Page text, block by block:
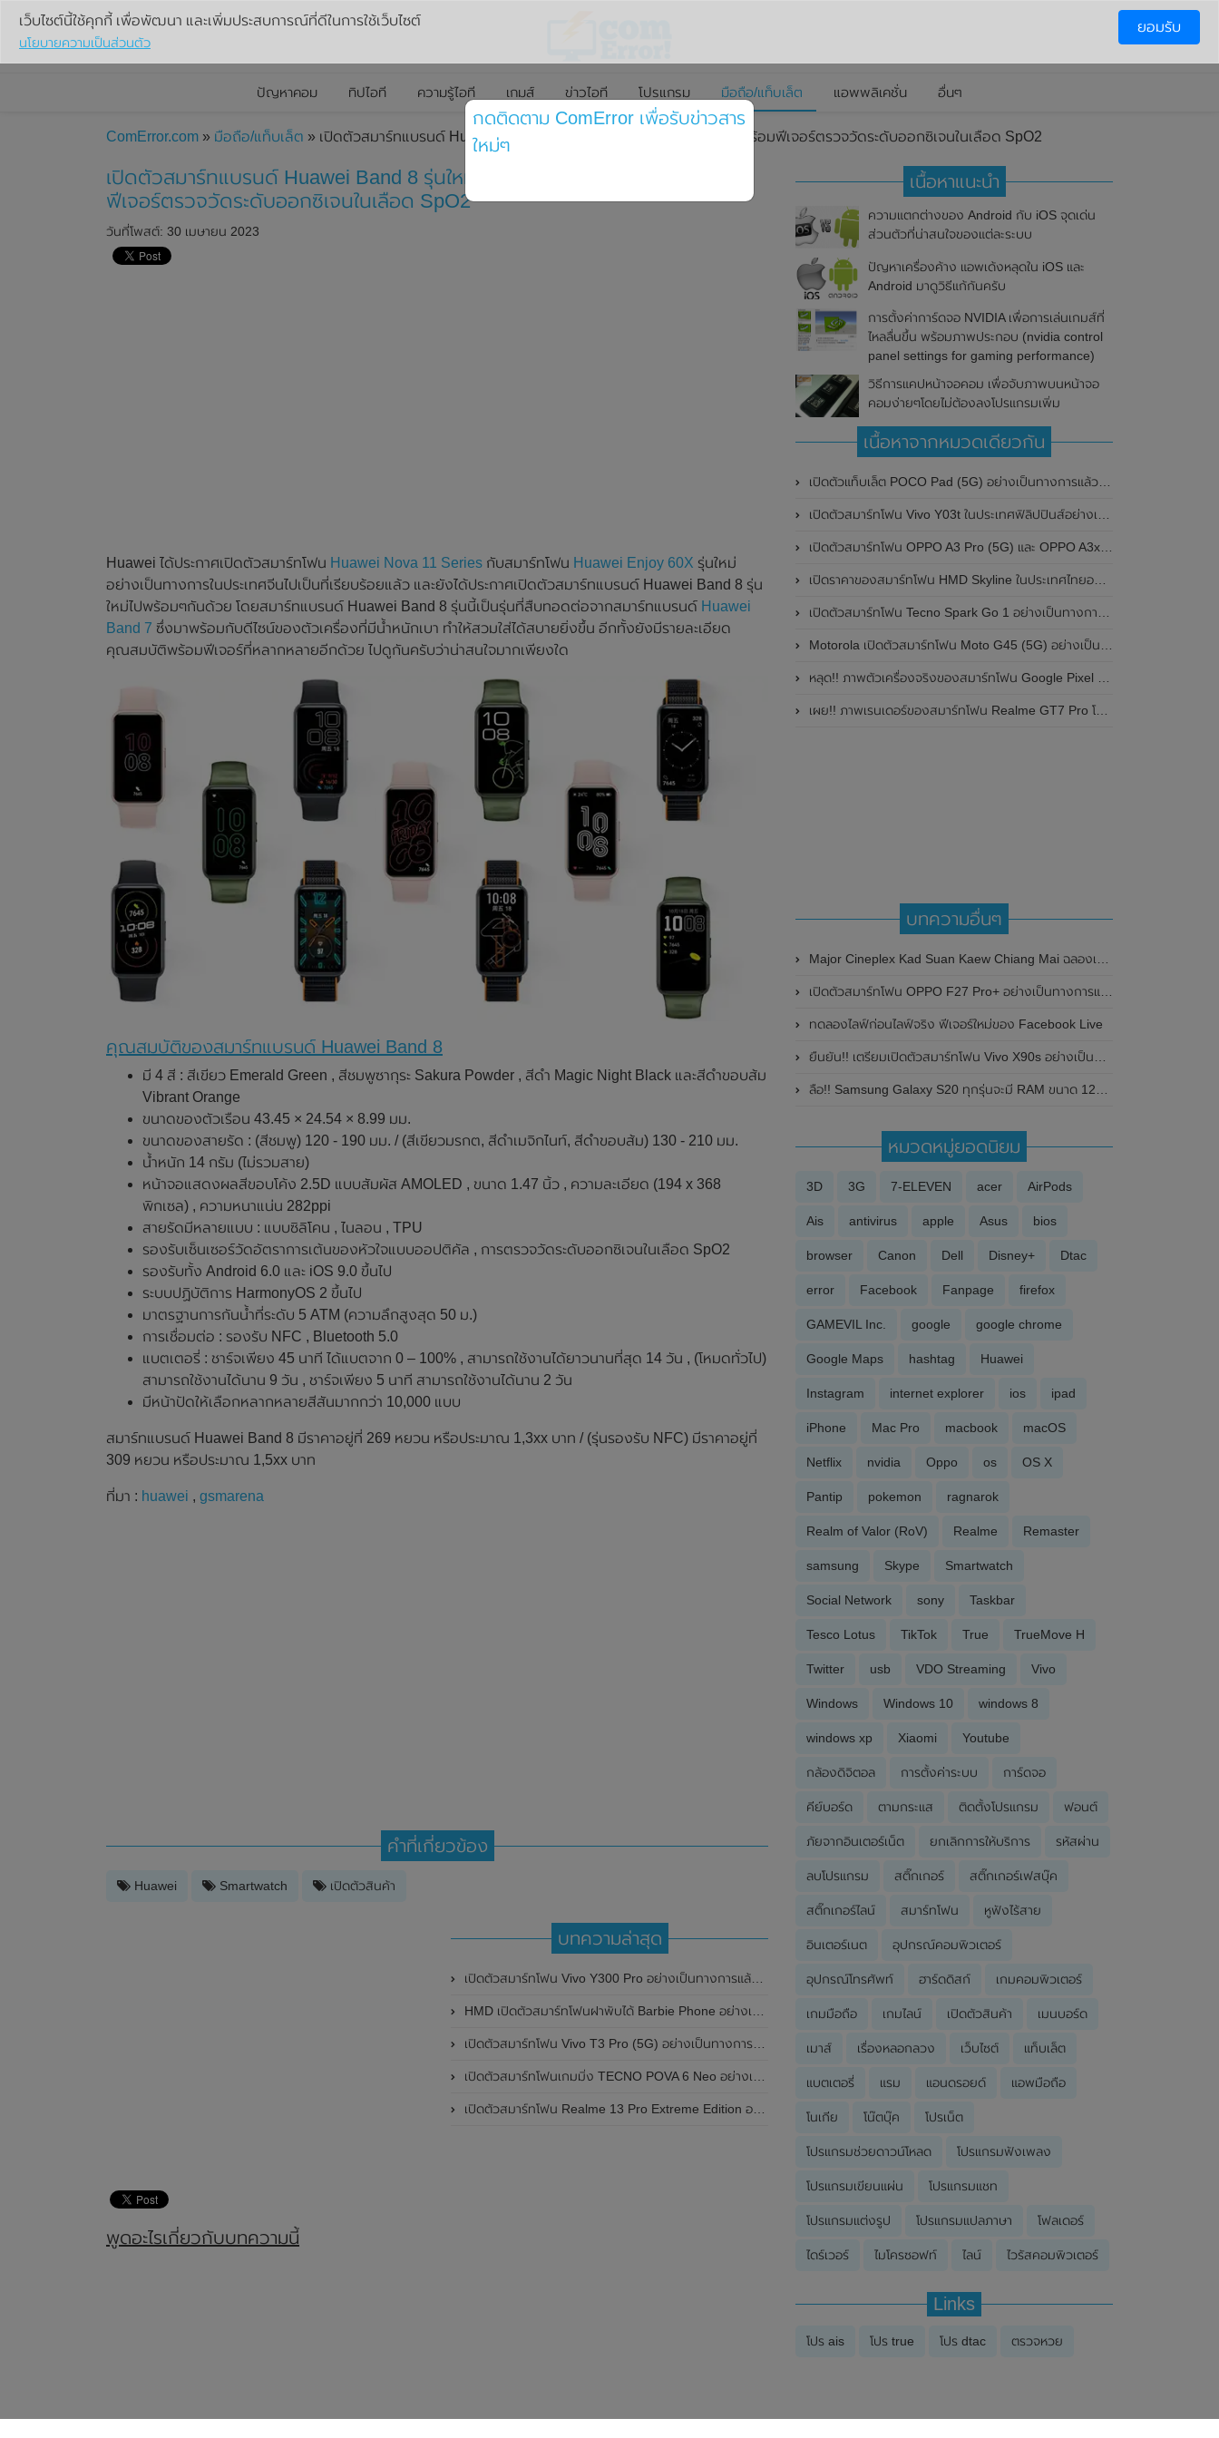
ปัญหาคอม ทิปไอที ความรู้ไอที เกมส์ ข่าวไอที โปรแกรม มือถือ/แท็บเล็ต แอพพลิเคชั่น อื่นๆ
ComError.com » มือถือ/แท็บเล็ต » เปิดตัวสมาร์ทแบรนด์ Huawei Band 8 รุ่นใหม่อย่างเป็นทางการแล้ว มาพร้อมฟีเจอร์ตรวจวัดระดับออกซิเจนในเลือด SpO2
เปิดตัวสมาร์ทแบรนด์ Huawei Band 8 รุ่นใหม่อย่างเป็นทางการแล้ว มาพร้อม
ฟีเจอร์ตรวจวัดระดับออกซิเจนในเลือด SpO2
วันที่โพสต์: 30 เมษายน 2023
Huawei ได้ประกาศเปิดตัวสมาร์ทโฟน Huawei Nova 11 Series กับสมาร์ทโฟน Huawei Enjoy 60X รุ่นใหม่
อย่างเป็นทางการในประเทศจีนไปเป็นที่เรียบร้อยแล้ว และยังได้ประกาศเปิดตัวสมาร์ทแบรนด์ Huawei Band 8 รุ่น
ใหม่ไปพร้อมๆกันด้วย โดยสมาร์ทแบรนด์ Huawei Band 8 รุ่นนี้เป็นรุ่นที่สืบทอดต่อจากสมาร์ทแบรนด์ Huawei
Band 7 ซึ่งมาพร้อมกับดีไซน์ของตัวเครื่องที่มีน้ำหนักเบา ทำให้สวมใส่ได้สบายยิ่งขึ้น อีกทั้งยังมีรายละเอียด
คุณสมบัติพร้อมฟีเจอร์ที่หลากหลายอีกด้วย ไปดูกันครับว่าน่าสนใจมากเพียงใด
คุณสมบัติของสมาร์ทแบรนด์ Huawei Band 8
มี 4 สี : สีเขียว Emerald Green , สีชมพูซากุระ Sakura Powder , สีดำ Magic Night Black และสีดำขอบส้ม
Vibrant Orange
ขนาดของตัวเรือน 43.45 × 24.54 × 8.99 มม.
ขนาดของสายรัด : (สีชมพู) 120 - 190 มม. / (สีเขียวมรกต, สีดำเมจิกไนท์, สีดำขอบส้ม) 130 - 210 มม.
น้ำหนัก 14 กรัม (ไม่รวมสาย)
หน้าจอแสดงผลสีขอบโค้ง 2.5D แบบสัมผัส AMOLED , ขนาด 1.47 นิ้ว , ความละเอียด (194 x 368
พิกเซล) , ความหนาแน่น 282ppi
สายรัดมีหลายแบบ : แบบซิลิโคน , ไนลอน , TPU
รองรับเซ็นเซอร์วัดอัตราการเต้นของหัวใจแบบออปติคัล , การตรวจวัดระดับออกซิเจนในเลือด SpO2
รองรับทั้ง Android 6.0 และ iOS 9.0 ขึ้นไป
ระบบปฏิบัติการ HarmonyOS 2 ขึ้นไป
มาตรฐานการกันน้ำที่ระดับ 5 ATM (ความลึกสูงสุด 50 ม.)
การเชื่อมต่อ : รองรับ NFC , Bluetooth 5.0
แบตเตอรี่ : ชาร์จเพียง 45 นาที ได้แบตจาก 0 – 100% , สามารถใช้งานได้ยาวนานที่สุด 14 วัน , (โหมดทั่วไป)
สามารถใช้งานได้นาน 9 วัน , ชาร์จเพียง 5 นาที สามารถใช้งานได้นาน 2 วัน
มีหน้าปัดให้เลือกหลากหลายสีสันมากกว่า 10,000 แบบ
สมาร์ทแบรนด์ Huawei Band 8 มีราคาอยู่ที่ 269 หยวน หรือประมาณ 1,3xx บาท / (รุ่นรองรับ NFC) มีราคาอยู่ที่
309 หยวน หรือประมาณ 1,5xx บาท
ที่มา : huawei , gsmarena
คำที่เกี่ยวข้อง
Huawei Smartwatch เปิดตัวสินค้า
บทความล่าสุด
เปิดตัวสมาร์ทโฟน Vivo Y300 Pro อย่างเป็นทางการแล้วในประเทศจีน มาพร้อมดีไซน์พรีเมี่ยม ทนทาน และแบตเตอรี่สุดอึดขนาดใหญ่ 6,500mAh พร้อมรองรับการชาร์จไว 80W
HMD เปิดตัวสมาร์ทโฟนฝาพับได้ Barbie Phone อย่างเป็นทางการแล้ว มาพร้อมธีมสีชมพูสดใส
เปิดตัวสมาร์ทโฟน Vivo T3 Pro (5G) อย่างเป็นทางการแล้วในประเทศอินเดีย
เปิดตัวสมาร์ทโฟนเกมมิ่ง TECNO POVA 6 Neo อย่างเป็นทางการแล้วในประเทศไทย ในราคา 8,499 บาท
เปิดตัวสมาร์ทโฟน Realme 13 Pro Extreme Edition อย่างเป็นทางการแล้วในประเทศจีน
พูดอะไรเกี่ยวกับบทความนี้
เนื้อหาแนะนำ
ความแตกต่างของ Android กับ iOS จุดเด่น
ส่วนตัวที่น่าสนใจของแต่ละระบบ
ปัญหาเครื่องค้าง แอพเด้งหลุดใน iOS และ
Android มาดูวิธีแก้กันครับ
การตั้งค่าการ์ดจอ NVIDIA เพื่อการเล่นเกมส์ที่
ไหลลื่นขึ้น พร้อมภาพประกอบ (nvidia control
panel settings for gaming performance)
วิธีการแคปหน้าจอคอม เพื่อจับภาพบนหน้าจอ
คอมง่ายๆโดยไม่ต้องลงโปรแกรมเพิ่ม
เนื้อหาจากหมวดเดียวกัน
เปิดตัวแท็บเล็ต POCO Pad (5G) อย่างเป็นทางการแล้วในประเทศอินเดีย มาพร้อมชิปเซ็ต Snapdragon 7s Gen 2 ของ Qualcomm และรองรับเครือข่าย 5G
เปิดตัวสมาร์ทโฟน Vivo Y03t ในประเทศฟิลิปปินส์อย่างเป็นทางการแล้ว มาพร้อมชิปเซ็ต Unisoc T612 , กล้องหลัง ความละเอียด 13MP , แบตเตอรี่ 5,000mAh และหน้าจอแสดงผล LCD / 90Hz
เปิดตัวสมาร์ทโฟน OPPO A3 Pro (5G) และ OPPO A3x ในประเทศไทยอย่างเป็นทางการแล้ว ในราคาเริ่มต้นเพียง 3,999 บาท
เปิดราคาของสมาร์ทโฟน HMD Skyline ในประเทศไทยอย่างเป็นทางการแล้ว ราคา 14,990 บาท
เปิดตัวสมาร์ทโฟน Tecno Spark Go 1 อย่างเป็นทางการแล้ว มาพร้อมหน้าจอแสดงผล LCD / 120Hz , แบตเตอรี่ 5,000mAh และใช้ชิปเซ็ต Unisoc
Motorola เปิดตัวสมาร์ทโฟน Moto G45 (5G) อย่างเป็นทางการแล้วในอินเดีย
หลุด!! ภาพตัวเครื่องจริงของสมาร์ทโฟน Google Pixel 9a โชว์ดีไซน์ใหม่ กล้องหลังแบนราบ ไม่มีกรอบของกล้องแล้ว
เผย!! ภาพเรนเดอร์ของสมาร์ทโฟน Realme GT7 Pro โชว์ให้เห็นดีไซน์ใหม่ พร้อมเผยรายละเอียดสเปกที่สำคัญบางส่วน
บทความอื่นๆ
Major Cineplex Kad Suan Kaew Chiang Mai ฉลองเปิดสาขาใหม่ ให้ชาวเชียงใหม่ดูหนังฟรี 2 วัน ในวันที่ 12-13 ธันวาคม 2019 นี้]
เปิดตัวสมาร์ทโฟน OPPO F27 Pro+ อย่างเป็นทางการแล้วในประเทศอินเดีย มาพร้อมชิปเซ็ต MediaTek Dimensity 7050 , หน้าจอแสดงผลโค้ง AMOLED / 120Hz , แบตเตอรี่ 5,000mAh และรองรับมาตรฐานกันน้ำกันฝุ่นที่ระดับ IP69
ทดลองไลฟ์ก่อนไลฟ์จริง ฟีเจอร์ใหม่ของ Facebook Live
ยืนยัน!! เตรียมเปิดตัวสมาร์ทโฟน Vivo X90s อย่างเป็นทางการที่ประเทศจีนในวันที่ 26 มิถุนายน 2023 นี้
ลือ!! Samsung Galaxy S20 ทุกรุ่นจะมี RAM ขนาด 12GB
หมวดหมู่ยอดนิยม
3D 3G 7-ELEVEN acer AirPods
Ais antivirus apple Asus bios
browser Canon Dell Disney+ Dtac
error Facebook Fanpage firefox
GAMEVIL Inc. google google chrome
Google Maps hashtag Huawei
Instagram internet explorer ios ipad
iPhone Mac Pro macbook macOS
Netflix nvidia Oppo os OS X
Pantip pokemon ragnarok
Realm of Valor (RoV) Realme Remaster
samsung Skype Smartwatch
Social Network sony Taskbar
Tesco Lotus TikTok True TrueMove H
Twitter usb VDO Streaming Vivo
Windows Windows 10 windows 8
windows xp Xiaomi Youtube
กล้องดิจิตอล การตั้งค่าระบบ การ์ดจอ
คีย์บอร์ด ตามกระแส ติดตั้งโปรแกรม ฟอนต์
ภัยจากอินเตอร์เน็ต ยกเลิกการให้บริการ รหัสผ่าน
ลบโปรแกรม สติ๊กเกอร์ สติ๊กเกอร์เฟสบุ๊ค
สติ๊กเกอร์ไลน์ สมาร์ทโฟน หูฟังไร้สาย
อินเตอร์เนต อุปกรณ์คอมพิวเตอร์
อุปกรณ์โทรศัพท์ ฮาร์ดดิสก์ เกมคอมพิวเตอร์
เกมมือถือ เกมไลน์ เปิดตัวสินค้า เมนบอร์ด
เมาส์ เรื่องหลอกลวง เว็บไซต์ แท็บเล็ต
แบตเตอรี่ แรม แอนดรอยด์ แอพมือถือ
โนเกีย โน๊ตบุ๊ค โปรเน็ต
โปรแกรมช่วยดาวน์โหลด โปรแกรมฟังเพลง
โปรแกรมเขียนแผ่น โปรแกรมแชท
โปรแกรมแต่งรูป โปรแกรมแปลภาษา โฟลเดอร์
ไดร์เวอร์ ไมโครซอฟท์ ไลน์ ไวรัสคอมพิวเตอร์
Links
โปร ais โปร true โปร dtac ตรวจหวย
เว็บไซต์นี้ใช้คุกกี้ เพื่อพัฒนา และเพิ่มประสบการณ์ที่ดีในการใช้เว็บไซต์
นโยบายความเป็นส่วนตัว
ยอมรับ
กดติดตาม ComError เพื่อรับข่าวสาร
ใหม่ๆ